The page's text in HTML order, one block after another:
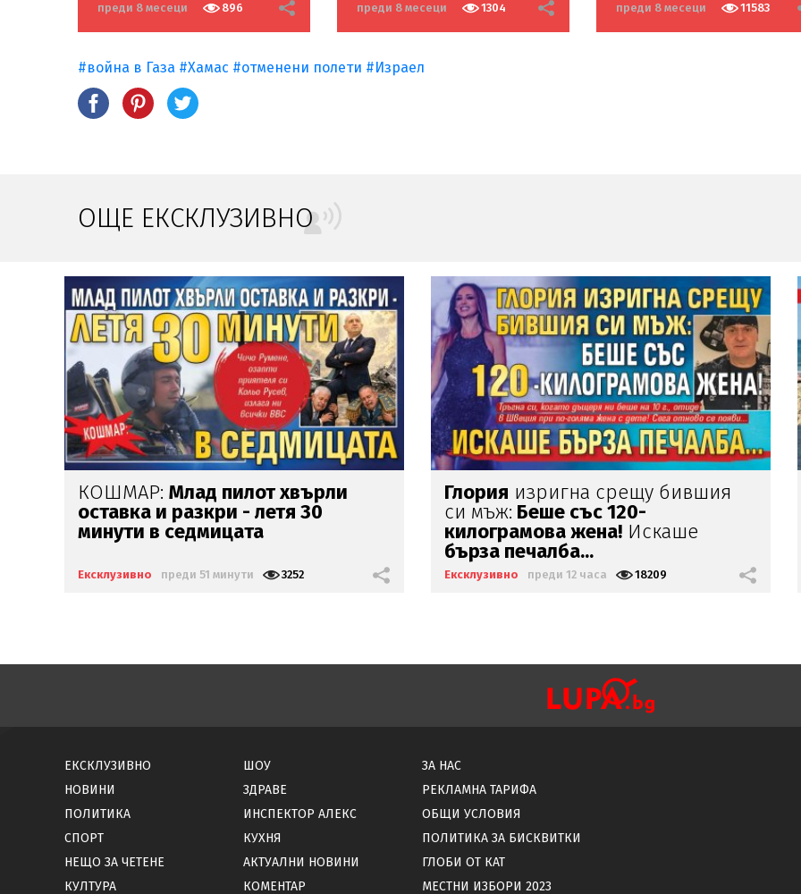
преди 8 месеци 896 преди 8 месеци 1304 преди 8 месеци 11583
#война в Газа #Хамас #отменени полети #Израел
ОЩЕ ЕКСКЛУЗИВНО
Глорияизригна срещу бившия
си мъж:Беше със 120-
килограмова жена!Искаше
бърза печалба...
Ексклузивно преди 12 часа 18209
Само в Lupa.bg:Наглецът,
паркирал джипа сина
държавен служител
Ексклузивно преди 15 часа 14126
ЕКСКЛУЗИВНО
НОВИНИ
ПОЛИТИКА
СПОРТ
НЕЩО ЗА ЧЕТЕНЕ
КУЛТУРА
ШОУ
ЗДРАВЕ
ИНСПЕКТОР АЛЕКС
КУХНЯ
АКТУАЛНИ НОВИНИ
КОМЕНТАР
ЗА НАС
РЕКЛАМНА ТАРИФА
ОБЩИ УСЛОВИЯ
ПОЛИТИКА ЗА БИСКВИТКИ
ГЛОБИ ОТ КАТ
МЕСТНИ ИЗБОРИ 2023